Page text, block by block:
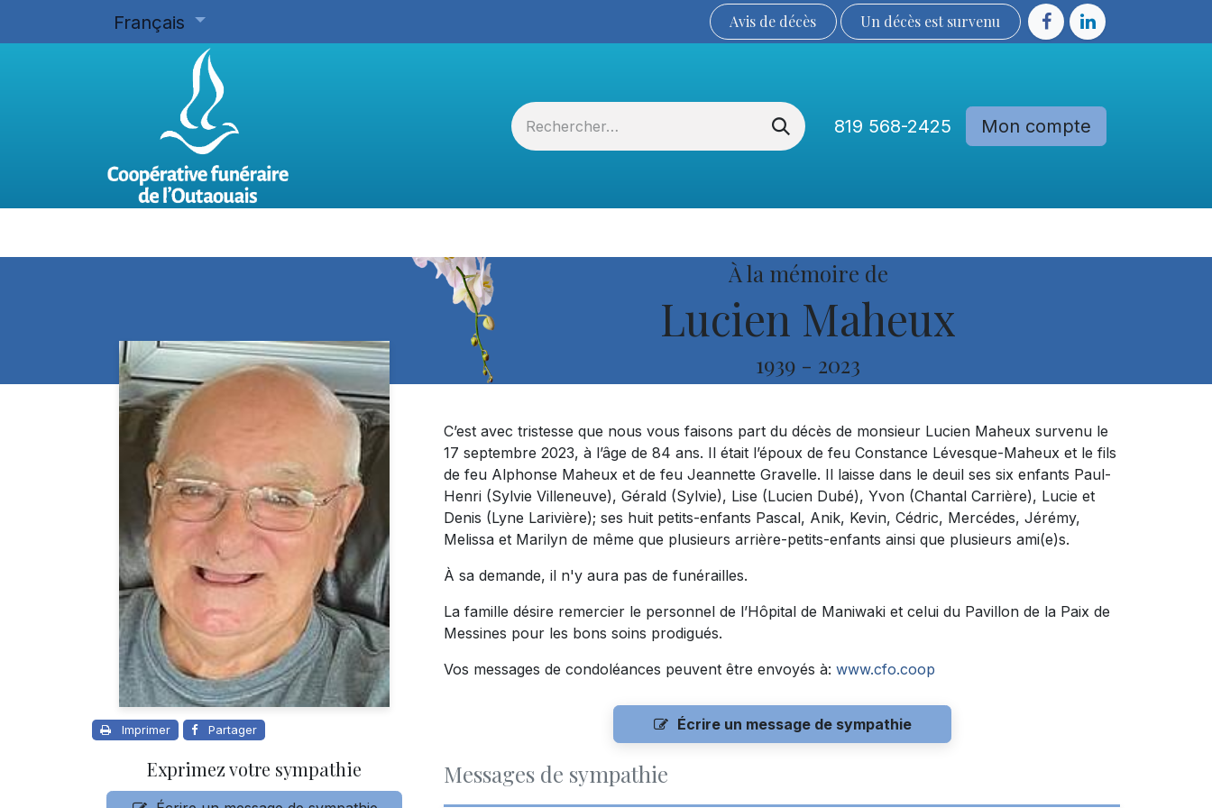
Français Avis de décès Un décès est sur​​​​​​​​ve​nu​​​​​​​​​​
819 568-2425 Mon compte
À la mémoire de
Lucien Maheux
1939 - 2023
Imprimer Partager
Exprimez votre sympathie
C’est avec tristesse que nous vous faisons part du décès de monsieur Lucien Maheux survenu le
17 septembre 2023, à l’âge de 84 ans. Il était l’époux de feu Constance Lévesque-Maheux et le fils
de feu Alphonse Maheux et de feu Jeannette Gravelle. Il laisse dans le deuil ses six enfants Paul-
Henri (Sylvie Villeneuve), Gérald (Sylvie), Lise (Lucien Dubé), Yvon (Chantal Carrière), Lucie et
Denis (Lyne Larivière); ses huit petits-enfants Pascal, Anik, Kevin, Cédric, Mercédes, Jérémy,
Melissa et Marilyn de même que plusieurs arrière-petits-enfants ainsi que plusieurs ami(e)s.
À sa demande, il n'y aura pas de funérailles.
La famille désire remercier le personnel de l’Hôpital de Maniwaki et celui du Pavillon de la Paix de
Messines pour les bons soins prodigués.
Vos messages de condoléances peuvent être envoyés à: www.cfo.coop
Écrire un message de sympathie
Messages de sympathie